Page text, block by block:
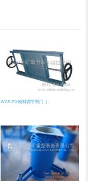
WCF-Z/X物料调节闸门（..